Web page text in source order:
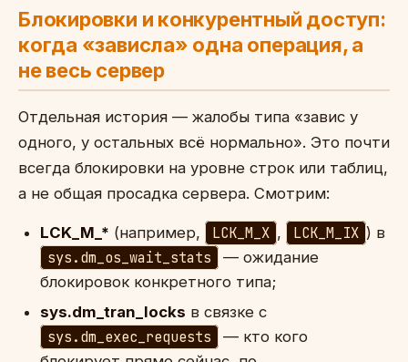
Блокировки и конкурентный доступ:
когда «зависла» одна операция, а
не весь сервер
Отдельная история — жалобы типа «завис у
одного, у остальных всё нормально». Это почти
всегда блокировки на уровне строк или таблиц,
а не общая просадка сервера. Смотрим:
LCK_M_* (например, LCK_M_X , LCK_M_IX ) в
sys.dm_os_wait_stats
— ожидание
блокировок конкретного типа;
sys.dm_tran_locks в связке с
sys.dm_exec_requests
— кто кого